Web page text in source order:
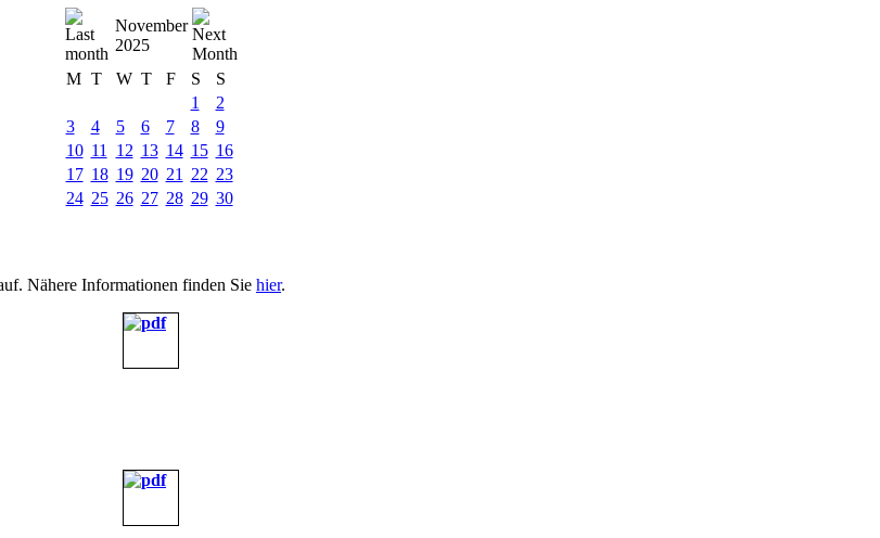
November
2025
M T W T F S
S
1
2
3
4 5 6 7 8
9
10 11 12 13 14 15 16
17 18 19 20 21 22 23
24 25 26 27 28 29 30
Nähere Informationen finden Sie hier.